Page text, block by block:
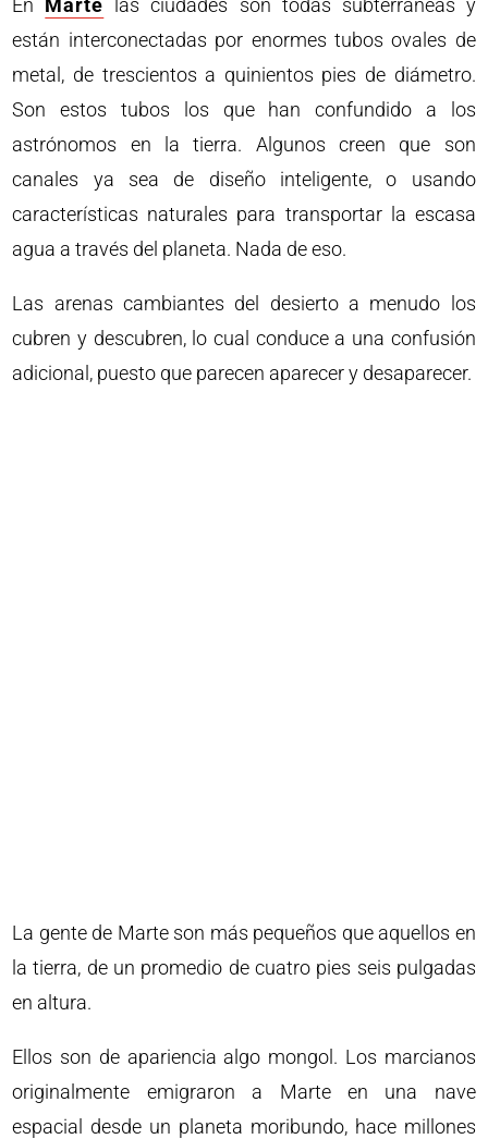
En Marte las ciudades son todas subterráneas y
están interconectadas por enormes tubos ovales de
metal, de trescientos a quinientos pies de diámetro.
Son estos tubos los que han confundido a los
astrónomos en la tierra. Algunos creen que son
canales ya sea de diseño inteligente, o usando
características naturales para transportar la escasa
agua a través del planeta. Nada de eso.
Las arenas cambiantes del desierto a menudo los
cubren y descubren, lo cual conduce a una confusión
adicional, puesto que parecen aparecer y desaparecer.
La gente de Marte son más pequeños que aquellos en
la tierra, de un promedio de cuatro pies seis pulgadas
en altura.
Ellos son de apariencia algo mongol. Los marcianos
originalmente emigraron a Marte en una nave
espacial desde un planeta moribundo, hace millones